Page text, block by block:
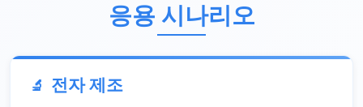
응용 시나리오
전자 제조